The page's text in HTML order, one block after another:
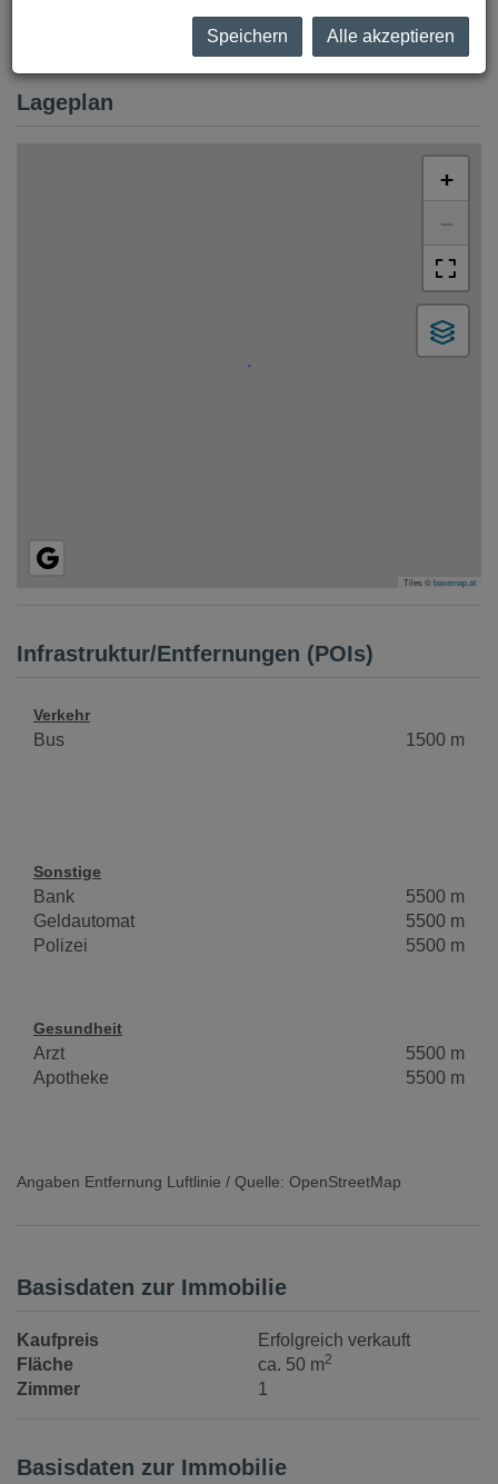
Lageplan
+
−
Tiles ©basemap.at
Infrastruktur/Entfernungen (POIs)
Verkehr
Bus 1500 m
Sonstige
Bank
5500 m
Geldautomat
5500 m
Polizei
5500 m
Gesundheit
Arzt
5500 m
Apotheke
5500 m
Angaben Entfernung Luftlinie / Quelle: OpenStreetMap
Basisdaten zur Immobilie
Kaufpreis
Erfolgreich verkauft
Fläche
ca. 50 m2
Zimmer 1
Basisdaten zur Immobilie
Speichern Alle akzeptieren